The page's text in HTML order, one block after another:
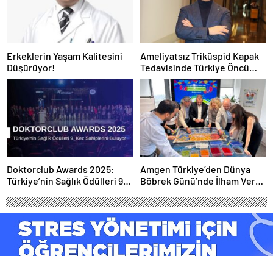
Erkeklerin Yaşam Kalitesini
Düşürüyor!
Ameliyatsız Triküspid Kapak
Tedavisinde Türkiye Öncü
Konumda
Doktorclub Awards 2025:
Türkiye’nin Sağlık Ödülleri 9.
Amgen Türkiye’den Dünya
Böbrek Günü’nde İlham Veren
Bütündür”